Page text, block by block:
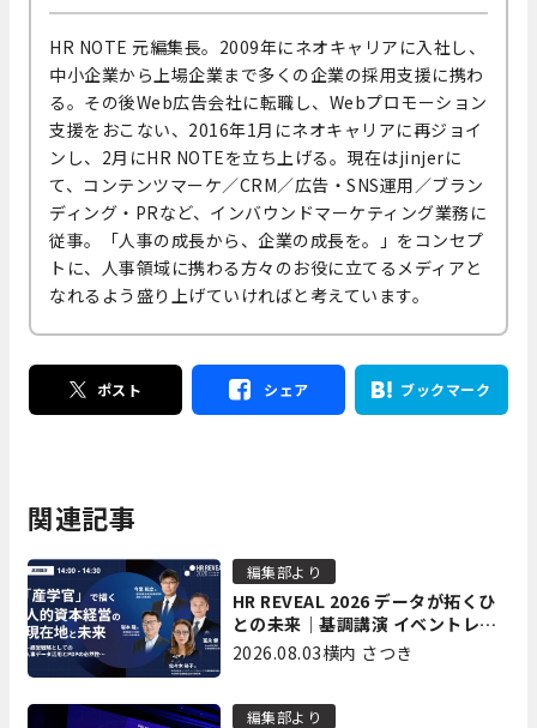
HR NOTE 元編集長。2009年にネオキャリアに入社し、
中小企業から上場企業まで多くの企業の採用支援に携わ
る。その後Web広告会社に転職し、Webプロモーション
支援をおこない、2016年1月にネオキャリアに再ジョイ
ンし、2月にHR NOTEを立ち上げる。現在はjinjerに
て、コンテンツマーケ／CRM／広告・SNS運用／ブラン
ディング・PRなど、インバウンドマーケティング業務に
従事。「人事の成長から、企業の成長を。」をコンセプ
トに、人事領域に携わる方々のお役に立てるメディアと
なれるよう盛り上げていければと考えています。
ポスト シェア ブックマーク
関連記事
HR REVEAL 2026 データが拓くひ
との未来｜基調講演 イベントレポ
ート後編
編集部より
2026.08.03横内 さつき
編集部より